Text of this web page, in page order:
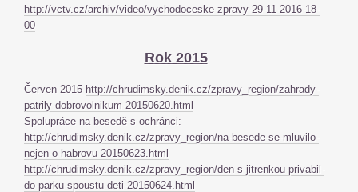
http://vctv.cz/archiv/video/vychodoceske-zpravy-29-11-2016-18-
00
Rok 2015
Červen 2015 http://chrudimsky.denik.cz/zpravy_region/zahrady-
patrily-dobrovolnikum-20150620.html
Spolupráce na besedě s ochránci:
http://chrudimsky.denik.cz/zpravy_region/na-besede-se-mluvilo-
nejen-o-habrovu-20150623.html
http://chrudimsky.denik.cz/zpravy_region/den-s-jitrenkou-privabil-
do-parku-spoustu-deti-20150624.html